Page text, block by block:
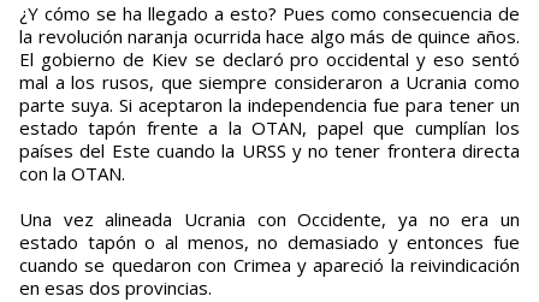
¿Y cómo se ha llegado a esto? Pues como consecuencia de
la revolución naranja ocurrida hace algo más de quince años.
El gobierno de Kiev se declaró pro occidental y eso sentó
mal a los rusos, que siempre consideraron a Ucrania como
parte suya. Si aceptaron la independencia fue para tener un
estado tapón frente a la OTAN, papel que cumplían los
países del Este cuando la URSS y no tener frontera directa
con la OTAN.
Una vez alineada Ucrania con Occidente, ya no era un
estado tapón o al menos, no demasiado y entonces fue
cuando se quedaron con Crimea y apareció la reivindicación
en esas dos provincias.